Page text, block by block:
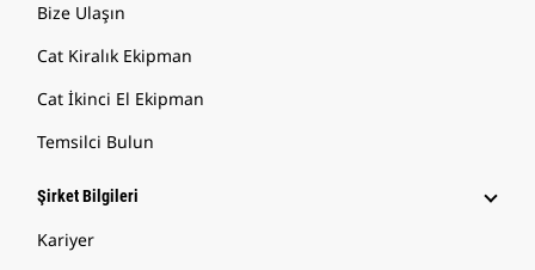
Bize Ulaşın
Cat Kiralık Ekipman
Cat İkinci El Ekipman
Temsilci Bulun
Şirket Bilgileri
Kariyer